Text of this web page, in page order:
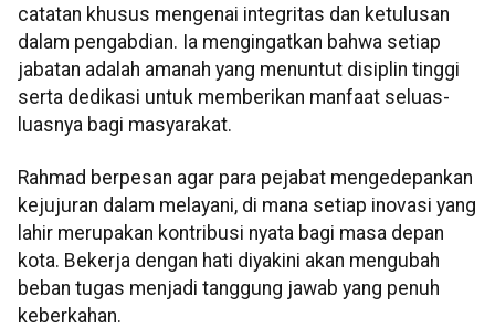
catatan khusus mengenai integritas dan ketulusan
dalam pengabdian. Ia mengingatkan bahwa setiap
jabatan adalah amanah yang menuntut disiplin tinggi
serta dedikasi untuk memberikan manfaat seluas-
luasnya bagi masyarakat.
Rahmad berpesan agar para pejabat mengedepankan
kejujuran dalam melayani, di mana setiap inovasi yang
lahir merupakan kontribusi nyata bagi masa depan
kota. Bekerja dengan hati diyakini akan mengubah
beban tugas menjadi tanggung jawab yang penuh
keberkahan.